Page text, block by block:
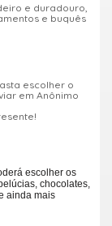
e duradouro,
e buquês
escolher o
em Anônimo
escolher os
chocolates,
ainda mais